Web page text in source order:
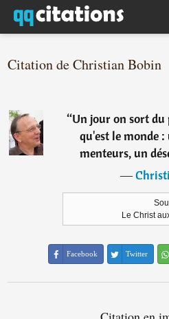
Citation de Christian Bobin
“Un jour on sort du
qu'est le monde
menteurs, un
―
Le Christ
Facebook Twitter